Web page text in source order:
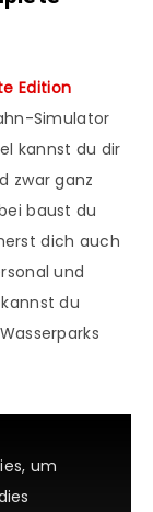
Edition
Simulator
kannst du dir
zwar ganz
baust du
dich auch
und
du
um